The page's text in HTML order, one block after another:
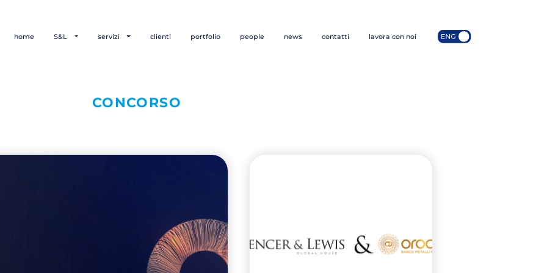
home S&L servizi clienti portfolio people news contatti lavora con noi
CONCORSO